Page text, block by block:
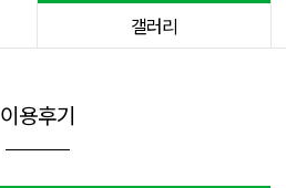
갤러리
이용후기